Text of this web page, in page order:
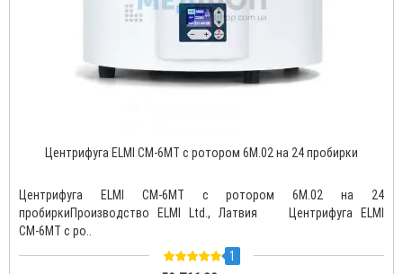
Центрифуга ELMI CM-6MT с ротором 6М.02 на 24 пробирки
Центрифуга ELMI CM-6MT с ротором 6М.02 на 24
пробиркиПроизводство ELMI Ltd., Латвия Центрифуга ELMI
СМ-6МТ с ро..
1